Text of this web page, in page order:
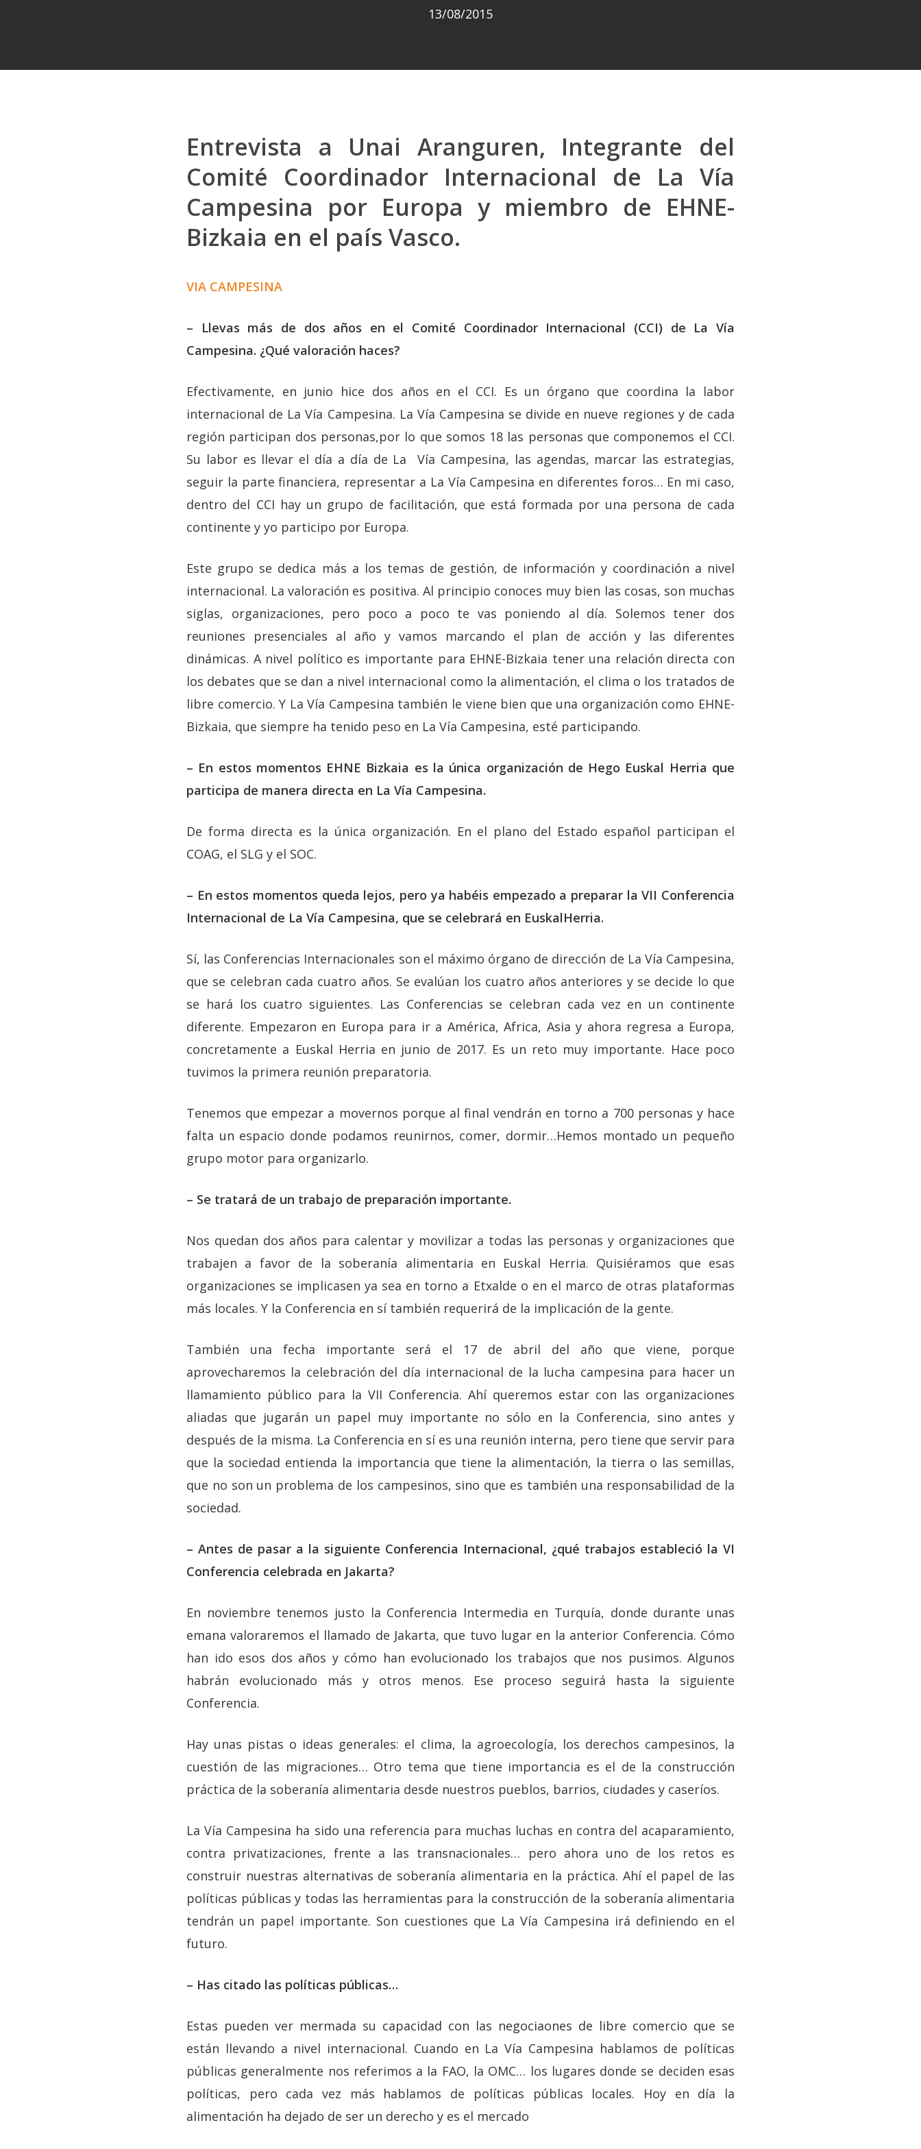
13/08/2015
Entrevista a Unai Aranguren, Integrante del
Comité Coordinador Internacional de La Vía
Campesina por Europa y miembro de EHNE-
Bizkaia en el país Vasco.
VIA CAMPESINA
– Llevas más de dos años en el Comité Coordinador Internacional (CCI) de La Vía
Campesina. ¿Qué valoración haces?
Efectivamente, en junio hice dos años en el CCI. Es un órgano que coordina la labor
internacional de La Vía Campesina. La Vía Campesina se divide en nueve regiones y de cada
región participan dos personas,por lo que somos 18 las personas que componemos el CCI.
Su labor es llevar el día a día de La Vía Campesina, las agendas, marcar las estrategias,
seguir la parte financiera, representar a La Vía Campesina en diferentes foros… En mi caso,
dentro del CCI hay un grupo de facilitación, que está formada por una persona de cada
continente y yo participo por Europa.
Este grupo se dedica más a los temas de gestión, de información y coordinación a nivel
internacional. La valoración es positiva. Al principio conoces muy bien las cosas, son muchas
siglas, organizaciones, pero poco a poco te vas poniendo al día. Solemos tener dos
reuniones presenciales al año y vamos marcando el plan de acción y las diferentes
dinámicas. A nivel político es importante para EHNE-Bizkaia tener una relación directa con
los debates que se dan a nivel internacional como la alimentación, el clima o los tratados de
libre comercio. Y La Vía Campesina también le viene bien que una organización como EHNE-
Bizkaia, que siempre ha tenido peso en La Vía Campesina, esté participando.
– En estos momentos EHNE Bizkaia es la única organización de Hego Euskal Herria que
participa de manera directa en La Vía Campesina.
De forma directa es la única organización. En el plano del Estado español participan el
COAG, el SLG y el SOC.
– En estos momentos queda lejos, pero ya habéis empezado a preparar la VII Conferencia
Internacional de La Vía Campesina, que se celebrará en EuskalHerria.
Sí, las Conferencias Internacionales son el máximo órgano de dirección de La Vía Campesina,
que se celebran cada cuatro años. Se evalúan los cuatro años anteriores y se decide lo que
se hará los cuatro siguientes. Las Conferencias se celebran cada vez en un continente
diferente. Empezaron en Europa para ir a América, Africa, Asia y ahora regresa a Europa,
concretamente a Euskal Herria en junio de 2017. Es un reto muy importante. Hace poco
tuvimos la primera reunión preparatoria.
Tenemos que empezar a movernos porque al final vendrán en torno a 700 personas y hace
falta un espacio donde podamos reunirnos, comer, dormir…Hemos montado un pequeño
grupo motor para organizarlo.
– Se tratará de un trabajo de preparación importante.
Nos quedan dos años para calentar y movilizar a todas las personas y organizaciones que
trabajen a favor de la soberanía alimentaria en Euskal Herria. Quisiéramos que esas
organizaciones se implicasen ya sea en torno a Etxalde o en el marco de otras plataformas
más locales. Y la Conferencia en sí también requerirá de la implicación de la gente.
También una fecha importante será el 17 de abril del año que viene, porque
aprovecharemos la celebración del día internacional de la lucha campesina para hacer un
llamamiento público para la VII Conferencia. Ahí queremos estar con las organizaciones
aliadas que jugarán un papel muy importante no sólo en la Conferencia, sino antes y
después de la misma. La Conferencia en sí es una reunión interna, pero tiene que servir para
que la sociedad entienda la importancia que tiene la alimentación, la tierra o las semillas,
que no son un problema de los campesinos, sino que es también una responsabilidad de la
sociedad.
– Antes de pasar a la siguiente Conferencia Internacional, ¿qué trabajos estableció la VI
Conferencia celebrada en Jakarta?
En noviembre tenemos justo la Conferencia Intermedia en Turquía, donde durante unas
emana valoraremos el llamado de Jakarta, que tuvo lugar en la anterior Conferencia. Cómo
han ido esos dos años y cómo han evolucionado los trabajos que nos pusimos. Algunos
habrán evolucionado más y otros menos. Ese proceso seguirá hasta la siguiente
Conferencia.
Hay unas pistas o ideas generales: el clima, la agroecología, los derechos campesinos, la
cuestión de las migraciones… Otro tema que tiene importancia es el de la construcción
práctica de la soberanía alimentaria desde nuestros pueblos, barrios, ciudades y caseríos.
La Vía Campesina ha sido una referencia para muchas luchas en contra del acaparamiento,
contra privatizaciones, frente a las transnacionales… pero ahora uno de los retos es
construir nuestras alternativas de soberanía alimentaria en la práctica. Ahí el papel de las
políticas públicas y todas las herramientas para la construcción de la soberanía alimentaria
tendrán un papel importante. Son cuestiones que La Vía Campesina irá definiendo en el
futuro.
– Has citado las políticas públicas…
Estas pueden ver mermada su capacidad con las negociaones de libre comercio que se
están llevando a nivel internacional. Cuando en La Vía Campesina hablamos de políticas
públicas generalmente nos referimos a la FAO, la OMC… los lugares donde se deciden esas
políticas, pero cada vez más hablamos de políticas públicas locales. Hoy en día la
alimentación ha dejado de ser un derecho y es el mercado